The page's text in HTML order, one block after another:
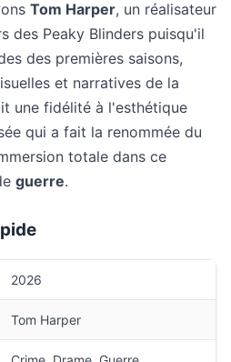
Tom Harper, un réalisateur
des Peaky Blinders puisqu'il
des premières saisons,
et narratives de la
une fidélité à l'esthétique
qui a fait la renommée du
totale dans ce
guerre.
2026
Tom Harper